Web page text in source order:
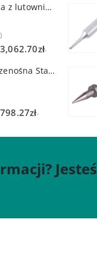
Quick TS6 Stacja lutownicza z lutownicą pincetową 60W
3,062.70zł.
Quick TR-1 Inteligentna Przenośna Stacja Hot-Air
798.27zł.